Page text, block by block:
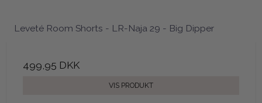
Leveté Room Shorts - LR-Naja 29 - Big Dipper
499,95 DKK
VIS PRODUKT